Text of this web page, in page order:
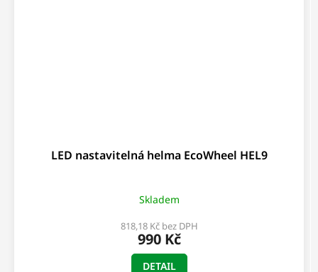
LED nastavitelná helma EcoWheel HEL9
Skladem
818,18 Kč bez DPH
990 Kč
DETAIL